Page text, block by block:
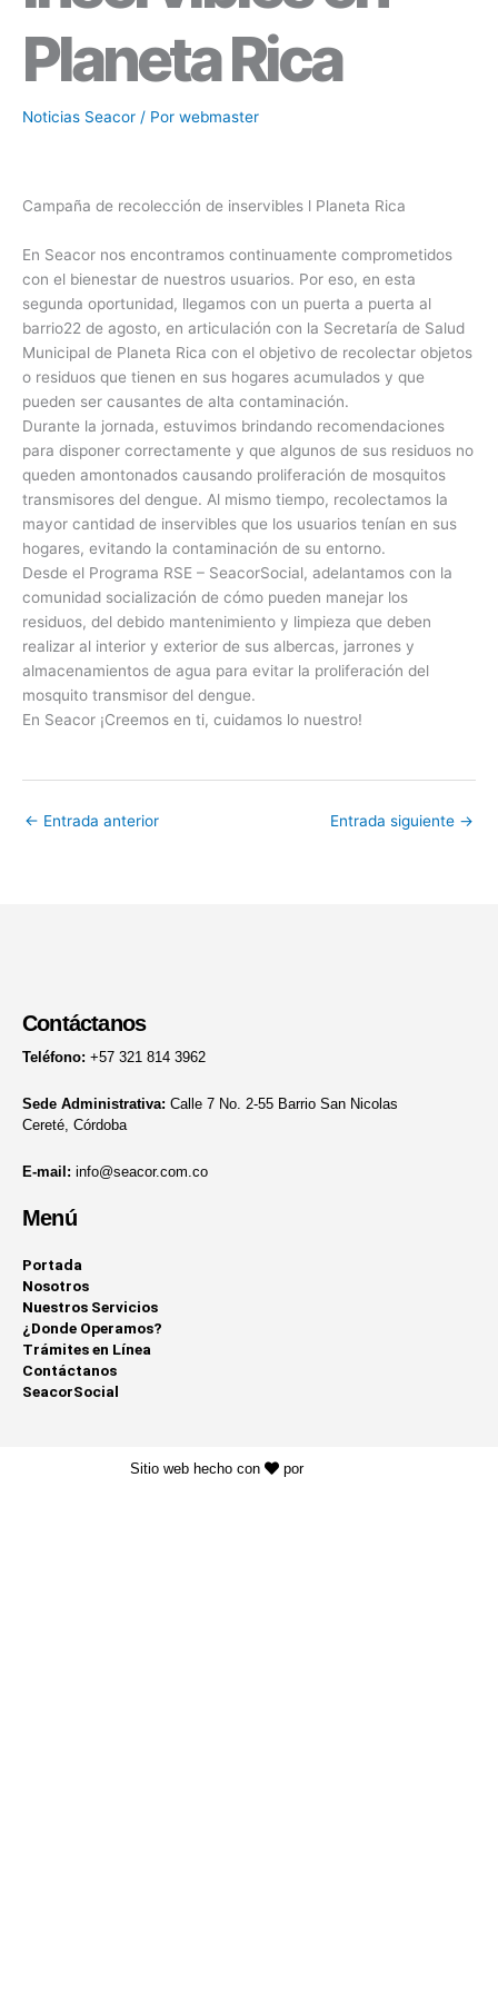
Planeta Rica
Noticias Seacor / Por webmaster
Campaña de recolección de inservibles l Planeta Rica
En Seacor nos encontramos continuamente comprometidos
con el bienestar de nuestros usuarios. Por eso, en esta
segunda oportunidad, llegamos con un puerta a puerta al
barrio22 de agosto, en articulación con la Secretaría de Salud
Municipal de Planeta Rica con el objetivo de recolectar objetos
o residuos que tienen en sus hogares acumulados y que
pueden ser causantes de alta contaminación.
Durante la jornada, estuvimos brindando recomendaciones
para disponer correctamente y que algunos de sus residuos no
queden amontonados causando proliferación de mosquitos
transmisores del dengue. Al mismo tiempo, recolectamos la
mayor cantidad de inservibles que los usuarios tenían en sus
hogares, evitando la contaminación de su entorno.
Desde el Programa RSE – SeacorSocial, adelantamos con la
comunidad socialización de cómo pueden manejar los
residuos, del debido mantenimiento y limpieza que deben
realizar al interior y exterior de sus albercas, jarrones y
almacenamientos de agua para evitar la proliferación del
mosquito transmisor del dengue.
En Seacor ¡Creemos en ti, cuidamos lo nuestro!
← Entrada anterior Entrada siguiente →
Contáctanos
Teléfono: +57 321 814 3962
Sede Administrativa: Calle 7 No. 2-55 Barrio San Nicolas
Cereté, Córdoba
E-mail: info@seacor.com.co
Menú
Portada
Nosotros
Nuestros Servicios
¿Donde Operamos?
Trámites en Línea
Contáctanos
SeacorSocial
Sitio web hecho con por